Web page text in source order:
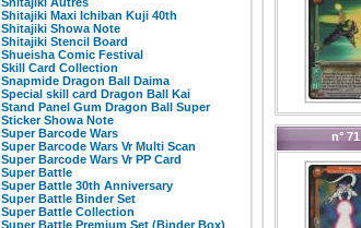
Shitajiki Maxi Ichiban Kuji 40th
Shitajiki Showa Note
Shitajiki Stencil Board
Shueisha Comic Festival
Skill Card Collection
Snapmide Dragon Ball Daima
Special skill card Dragon Ball Kai
Stand Panel Gum Dragon Ball Super
Sticker Showa Note
Super Barcode Wars
Super Barcode Wars Vr Multi Scan
Super Barcode Wars Vr PP Card
Super Battle
Super Battle 30th Anniversary
Super Battle Binder Set
Super Battle Collection
Super Battle Premium Set (Binder Box)
n° 71